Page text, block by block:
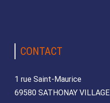
CONTACT
1 rue Saint-Maurice
69580 SATHONAY VILLAGE